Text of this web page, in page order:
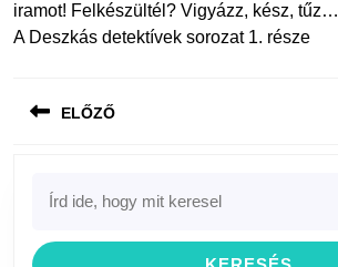
iramot! Felkészültél? Vigyázz, kész, tűz…
A Deszkás detektívek sorozat 1. része
navigáció
ELŐZŐ
post:
for: